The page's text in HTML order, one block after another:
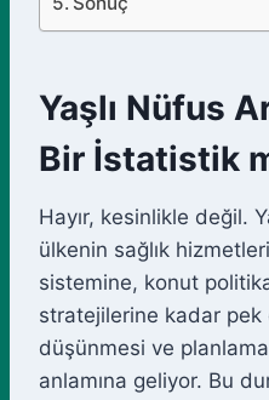
Yaşlı Nüfus
Bir İstatistik
Hayır, kesinlikle değil.
ülkenin sağlık
sistemine, konut
stratejilerine kadar
düşünmesi ve
anlamına geliyor. Bu